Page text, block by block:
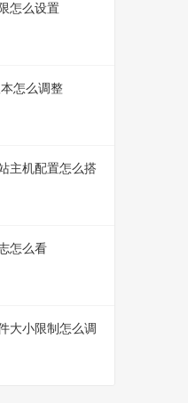
怎么设置
怎么调整
主机配置怎么搭
怎么看
大小限制怎么调